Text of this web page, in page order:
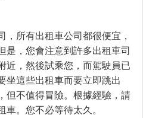
所有出租車公司都很便宜，
是，您會注意到許多出租車司
近，然後試乘您，而駕駛員已
坐這些出租車而要立即跳出
但不值得冒險。根據經驗，請
。您不必等待太久。